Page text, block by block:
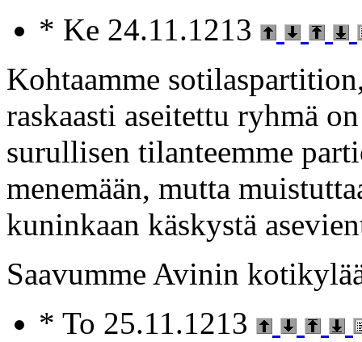
* Ke 24.11.1213
Kohtaamme
raskaasti aseitettu ryhmä
surullisen tilanteemme
menemään, mutta
kuninkaan käskystä
Saavumme Avinin
* To 25.11.1213